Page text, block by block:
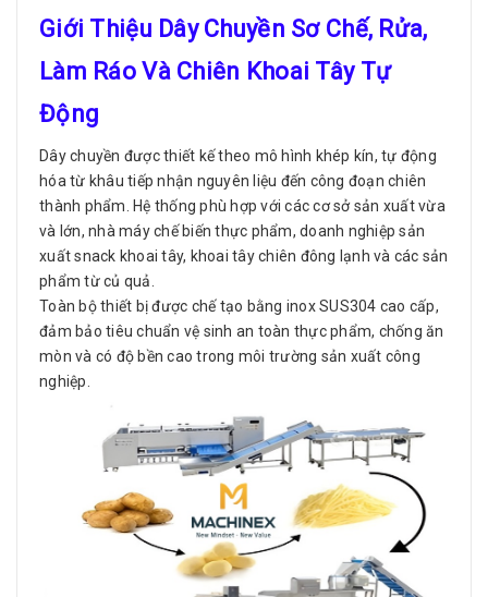
Giới Thiệu Dây Chuyền Sơ Chế, Rửa,
Làm Ráo Và Chiên Khoai Tây Tự
Động
Dây chuyền được thiết kế theo mô hình khép kín, tự động
hóa từ khâu tiếp nhận nguyên liệu đến công đoạn chiên
thành phẩm. Hệ thống phù hợp với các cơ sở sản xuất vừa
và lớn, nhà máy chế biến thực phẩm, doanh nghiệp sản
xuất snack khoai tây, khoai tây chiên đông lạnh và các sản
phẩm từ củ quả.
Toàn bộ thiết bị được chế tạo bằng inox SUS304 cao cấp,
đảm bảo tiêu chuẩn vệ sinh an toàn thực phẩm, chống ăn
mòn và có độ bền cao trong môi trường sản xuất công
nghiệp.